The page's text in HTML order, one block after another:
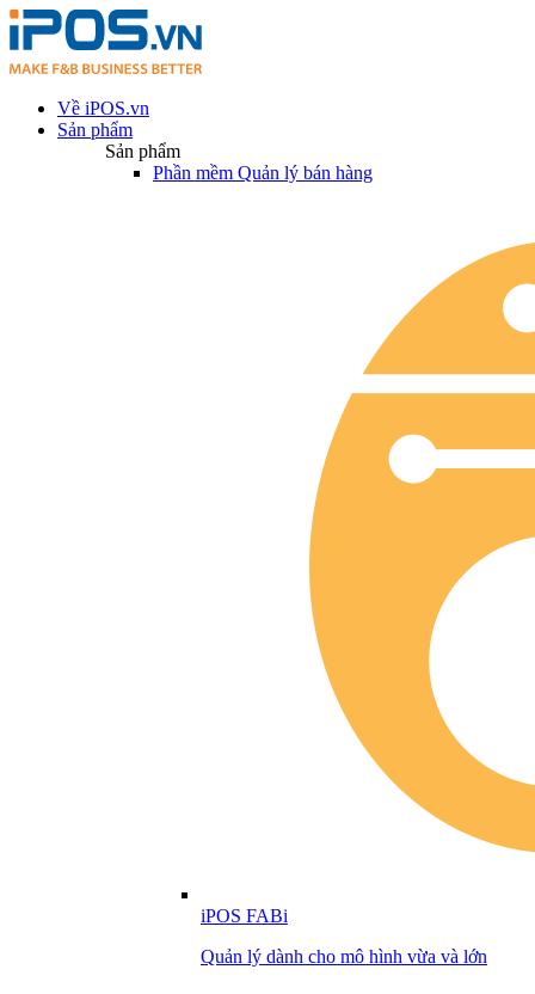
Về iPOS.vn
Sản phẩm
Sản phẩm
Phần mềm Quản lý bán hàng
iPOS FABi
Quản lý dành cho mô hình vừa và lớn